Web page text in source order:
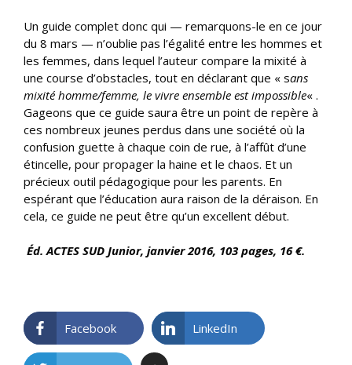
Un guide complet donc qui — remarquons-le en ce jour
du 8 mars — n’oublie pas l’égalité entre les hommes et
les femmes, dans lequel l’auteur compare la mixité à
une course d’obstacles, tout en déclarant que « sans
mixité homme/femme, le vivre ensemble est impossible« .
Gageons que ce guide saura être un point de repère à
ces nombreux jeunes perdus dans une société où la
confusion guette à chaque coin de rue, à l’affût d’une
étincelle, pour propager la haine et le chaos. Et un
précieux outil pédagogique pour les parents. En
espérant que l’éducation aura raison de la déraison. En
cela, ce guide ne peut être qu’un excellent début.
Éd. ACTES SUD Junior, janvier 2016, 103 pages, 16 €.
Facebook LinkedIn